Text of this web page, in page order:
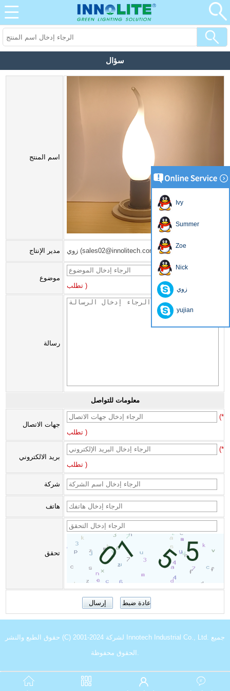
سؤال
اسم المنتج
مدير الإنتاج زوي (sales02@innolitech.com)
موضوع
تطلب )
رسالة
معلومات للتواصل
جهات الاتصال
(*
تطلب )
بريد الالكتروني
(*
تطلب )
شركة
هاتف
تحقق
حقوق الطبع والنشر (C) 2001-2024 لشركة Innotech Industrial Co., Ltd. جميع
الحقوق محفوظة.
Ivy
Summer
Zoe
Nick
زوي
yujian